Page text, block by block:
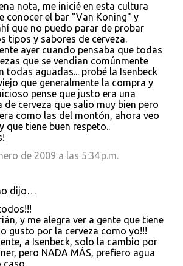
nota, me inicié en esta cultura
conocer el bar "Van Koning" y
que no puedo parar de probar
tipos y sabores de cerveza.
ayer cuando pensaba que todas
que se vendian comúnmente
todas aguadas... probé la Isenbeck
que generalmente la compra y
pense que justo era una
de cerveza que salio muy bien pero
como las del montón, ahora veo
que tiene buen respeto..
de 2009 a las 5:34 p.m.
dijo…
y me alegra ver a gente que tiene
gusto por la cerveza como yo!!!
a Isenbeck, solo la cambio por
pero NADA MÁS, prefiero agua